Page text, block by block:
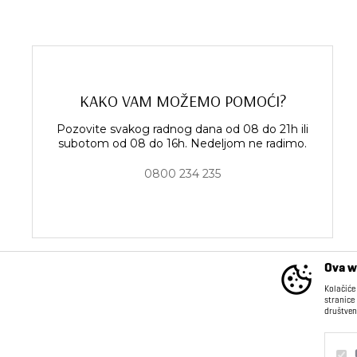
Ova
KAKO VAM MOŽEMO POMOĆI?
Pozovite svakog radnog dana od 08 do 21h ili
subotom od 08 do 16h. Nedeljom ne radimo.
0800 234 235